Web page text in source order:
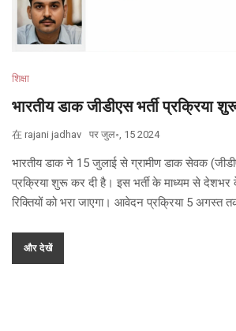
शिक्षा
भारतीय डाक जीडीएस भर्ती प्रक्रिया
在 rajani jadhav पर जुल॰, 15 2024
भारतीय डाक ने 15 जुलाई से ग्रामीण डाक सेवक
प्रक्रिया शुरू कर दी है। इस भर्ती के माध्यम से
रिक्तियों को भरा जाएगा। आवेदन प्रक्रिया 5 अगस्त
आवेदन कर सकते हैं।
और देखें